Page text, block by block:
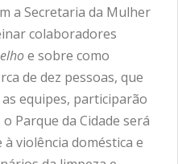
a Secretaria da Mulher
colaboradores
e sobre como
de dez pessoas, que
equipes, participarão
Parque da Cidade será
violência doméstica e